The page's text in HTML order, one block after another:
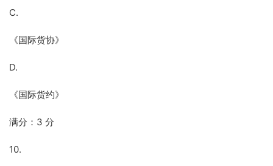
C.
《国际货协》
D.
《国际货约》
满分：3 分
10.